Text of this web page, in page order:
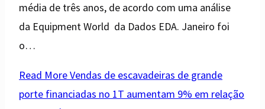
média de três anos, de acordo com uma análise
da Equipment World da Dados EDA. Janeiro foi
o…
Read MoreVendas de escavadeiras de grande
porte financiadas no 1T aumentam 9% em relação